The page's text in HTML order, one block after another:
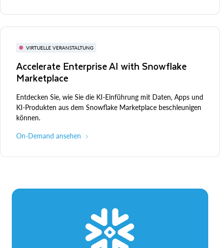
VIRTUELLE VERANSTALTUNG
Accelerate Enterprise AI with Snowflake
Marketplace
Entdecken Sie, wie Sie die KI-Einführung mit Daten, Apps und
KI-Produkten aus dem Snowflake Marketplace beschleunigen
können.
On-Demand ansehen